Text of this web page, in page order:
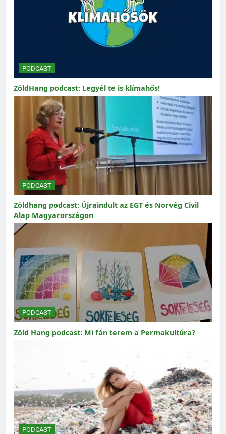
PODCAST
ZöldHang podcast: Legyél te is klímahős!
PODCAST
Zöldhang podcast: Újraindult az EGT és Norvég Civil
Alap Magyarországon
PODCAST
Zöld Hang podcast: Mi fán terem a Permakultúra?
PODCAST